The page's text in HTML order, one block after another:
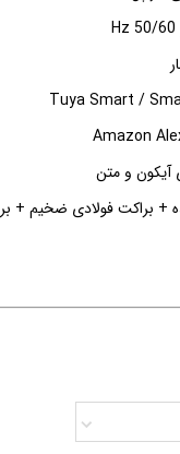
Hz 50/60
Tuya Smart /
Amazon
و متن
+ براکت فولادی ضخیم +